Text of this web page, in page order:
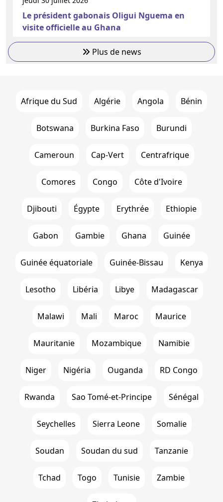
Le président gabonais Oligui Nguema en
visite officielle au Ghana
Plus de news
Afrique du Sud Algérie Angola Bénin
Botswana Burkina Faso Burundi
Cameroun Cap-Vert Centrafrique
Comores Congo Côte d'Ivoire
Djibouti Égypte Erythrée Ethiopie
Gabon Gambie Ghana Guinée
Guinée équatoriale Guinée-Bissau Kenya
Lesotho Libéria Libye Madagascar
Malawi Mali Maroc Maurice
Mauritanie Mozambique Namibie
Niger Nigéria Ouganda RD Congo
Rwanda Sao Tomé-et-Principe Sénégal
Seychelles Sierra Leone Somalie
Soudan Soudan du sud Tanzanie
Tchad Togo Tunisie Zambie